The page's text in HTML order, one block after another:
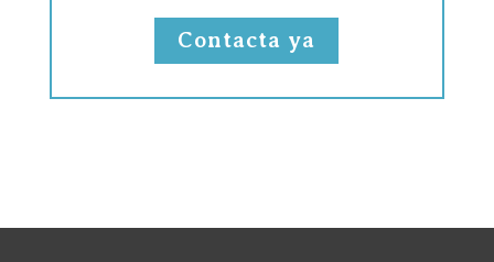
Contacta ya